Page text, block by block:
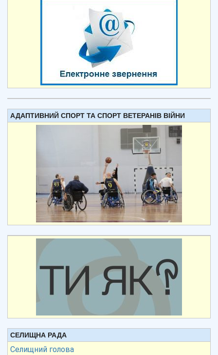
АДАПТИВНИЙ СПОРТ ТА СПОРТ ВЕТЕРАНІВ ВІЙНИ
СЕЛИЩНА РАДА
Селищний голова